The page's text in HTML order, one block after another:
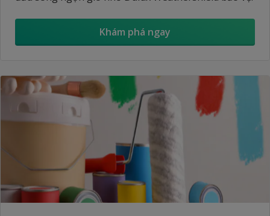
Khám phá ngay